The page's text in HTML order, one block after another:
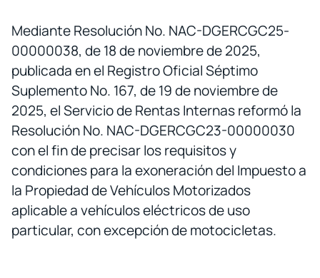
Mediante Resolución No. NAC-DGERCGC25-
00000038, de 18 de noviembre de 2025,
publicada en el Registro Oficial Séptimo
Suplemento No. 167, de 19 de noviembre de
2025, el Servicio de Rentas Internas reformó la
Resolución No. NAC-DGERCGC23-00000030
con el fin de precisar los requisitos y
condiciones para la exoneración del Impuesto a
la Propiedad de Vehículos Motorizados
aplicable a vehículos eléctricos de uso
particular, con excepción de motocicletas.